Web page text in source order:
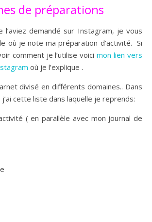
de préparations
l’aviez demandé sur Instagram, je vous
où je note ma préparation d’activité. Si
comment je l’utilise voicimon lien vers
où je l’explique .
divisé en différents domaines.. Dans
j’ai cette liste dans laquelle je reprends:
( en parallèle avec mon journal de